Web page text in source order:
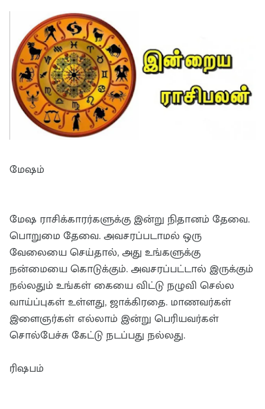
மேஷம்
மேஷ ராசிக்காரர்களுக்கு இன்று நிதானம் தேவை.
பொறுமை தேவை. அவசரப்படாமல் ஒரு
வேலையை செய்தால், அது உங்களுக்கு
நன்மையை கொடுக்கும். அவசரப்பட்டால் இருக்கும்
நல்லதும் உங்கள் கையை விட்டு நழுவி செல்ல
வாய்ப்புகள் உள்ளது, ஜாக்கிரதை. மாணவர்கள்
இளைஞர்கள் எல்லாம் இன்று பெரியவர்கள்
சொல்பேச்சு கேட்டு நடப்பது நல்லது.
ரிஷபம்